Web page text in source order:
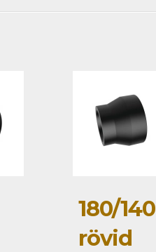
180/140
rövid